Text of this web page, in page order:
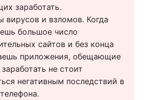
заработать.
вирусов и взломов. Когда
большое число
сайтов и без конца
приложения, обещающие
не стоит
негативным последствий в